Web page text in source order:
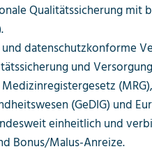
Qualitätssicherung mit
datenschutzkonforme
und
(GeDIG) und
einheitlich und
Bonus/Malus-Anreize.